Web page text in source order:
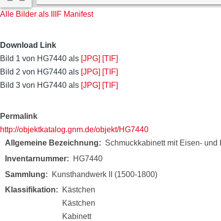
Alle Bilder als IIIF Manifest
Download Link
Bild 1 von HG7440 als [JPG] [TIF]
Bild 2 von HG7440 als [JPG] [TIF]
Bild 3 von HG7440 als [JPG] [TIF]
Permalink
http://objektkatalog.gnm.de/objekt/HG7440
Allgemeine Bezeichnung
Schmuckkabinett mit Eisen- und
Inventarnummer
HG7440
Sammlung
Kunsthandwerk II (1500-1800)
Klassifikation
Kästchen
Kästchen
Kabinett